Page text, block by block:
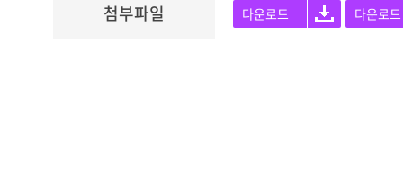
첨부파일
다운로드 다운로드